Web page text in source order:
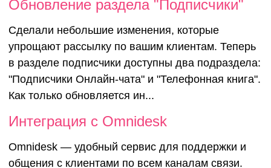
Обновление раздела "Подписчики"
Сделали небольшие изменения, которые
упрощают рассылку по вашим клиентам. Теперь
в разделе подписчики доступны два подраздела:
"Подписчики Онлайн-чата" и "Телефонная книга".
Как только обновляется ин...
Интеграция с Omnidesk
Omnidesk — удобный сервис для поддержки и
общения с клиентами по всем каналам связи.